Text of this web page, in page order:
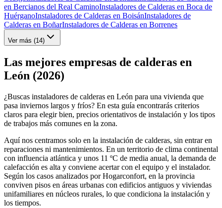
en Bercianos del Real CaminoInstaladores de Calderas en Boca de
HuérganoInstaladores de Calderas en BoisánInstaladores de
Calderas en BoñarInstaladores de Calderas en Borrenes
Ver más (14)
Las mejores empresas de calderas en
León (2026)
¿Buscas instaladores de calderas en León para una vivienda que
pasa inviernos largos y fríos? En esta guía encontrarás criterios
claros para elegir bien, precios orientativos de instalación y los tipos
de trabajos más comunes en la zona.
Aquí nos centramos solo en la instalación de calderas, sin entrar en
reparaciones ni mantenimientos. En un territorio de clima continental
con influencia atlántica y unos 11 ºC de media anual, la demanda de
calefacción es alta y conviene acertar con el equipo y el instalador.
Según los casos analizados por Hogarconfort, en la provincia
conviven pisos en áreas urbanas con edificios antiguos y viviendas
unifamiliares en núcleos rurales, lo que condiciona la instalación y
los tiempos.